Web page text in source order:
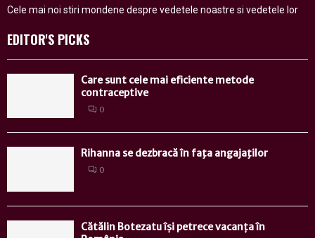
Cele mai noi stiri mondene despre vedetele noastre si vedetele lor
EDITOR'S PICKS
Care sunt cele mai eficiente metode
contraceptive
0
Rihanna se dezbracă în faţa angajaţilor
0
Cătălin Botezatu își petrece vacanța în